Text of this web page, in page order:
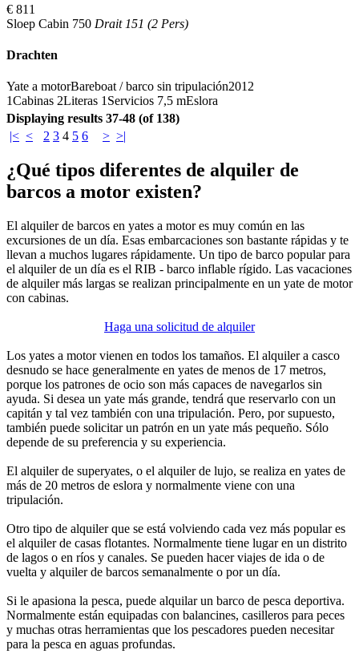
€ 811
Sloep Cabin 750 Drait 151 (2 Pers)
Drachten
Yate a motorBareboat / barco sin tripulación2012
1Cabinas 2Literas 1 Servicios 7,5 mEslora
Displaying results 37-48 (of 138)
|< < 2 3 4 5 6 > >|
¿Qué tipos diferentes de alquiler de
barcos a motor existen?
El alquiler de barcos en yates a motor es muy común en las
excursiones de un día. Esas embarcaciones son bastante rápidas y te
llevan a muchos lugares rápidamente. Un tipo de barco popular para
el alquiler de un día es el RIB - barco inflable rígido. Las vacaciones
de alquiler más largas se realizan principalmente en un yate de motor
con cabinas.
Haga una solicitud de alquiler
Los yates a motor vienen en todos los tamaños. El alquiler a casco
desnudo se hace generalmente en yates de menos de 17 metros,
porque los patrones de ocio son más capaces de navegarlos sin
ayuda. Si desea un yate más grande, tendrá que reservarlo con un
capitán y tal vez también con una tripulación. Pero, por supuesto,
también puede solicitar un patrón en un yate más pequeño. Sólo
depende de su preferencia y su experiencia.
El alquiler de superyates, o el alquiler de lujo, se realiza en yates de
más de 20 metros de eslora y normalmente viene con una
tripulación.
Otro tipo de alquiler que se está volviendo cada vez más popular es
el alquiler de casas flotantes. Normalmente tiene lugar en un distrito
de lagos o en ríos y canales. Se pueden hacer viajes de ida o de
vuelta y alquiler de barcos semanalmente o por un día.
Si le apasiona la pesca, puede alquilar un barco de pesca deportiva.
Normalmente están equipadas con balancines, casilleros para peces
y muchas otras herramientas que los pescadores pueden necesitar
para la pesca en aguas profundas.